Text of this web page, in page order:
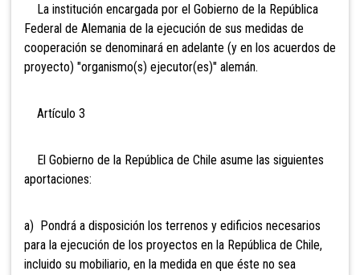
La institución encargada por el Gobierno de la República
Federal de Alemania de la ejecución de sus medidas de
cooperación se denominará en adelante (y en los acuerdos de
proyecto) "organismo(s) ejecutor(es)" alemán.
Artículo 3
El Gobierno de la República de Chile asume las siguientes
aportaciones:
a) Pondrá a disposición los terrenos y edificios necesarios
para la ejecución de los proyectos en la República de Chile,
incluido su mobiliario, en la medida en que éste no sea